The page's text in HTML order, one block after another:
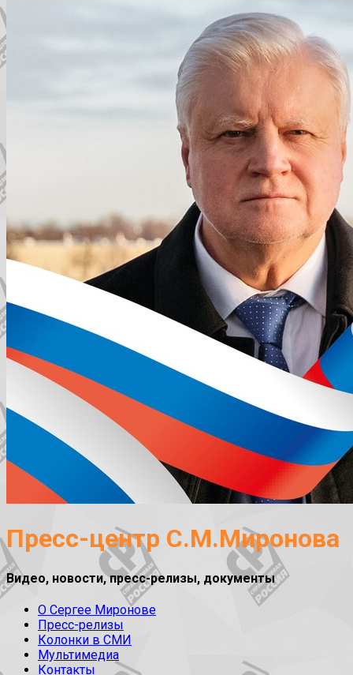
Пресс-центр С.М.Миронова
Видео, новости, пресс-релизы, документы
О Сергее Миронове
Пресс-релизы
Колонки в СМИ
Мультимедиа
Контакты